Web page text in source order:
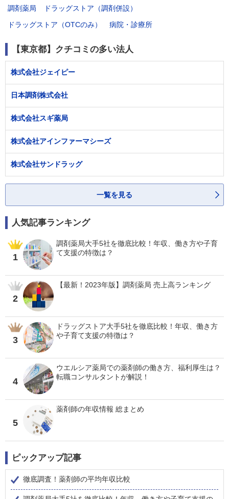
調剤薬局
ドラッグストア（調剤併設）
ドラッグストア（OTCのみ）
病院・診療所
【東京都】クチコミの多い法人
株式会社ジェイピー
日本調剤株式会社
株式会社スギ薬局
株式会社アインファーマシーズ
株式会社サンドラッグ
一覧を見る
人気記事ランキング
1
調剤薬局大手5社を徹底比較！年収、働き方や子育
て支援の特徴は？
2
【最新！2023年版】調剤薬局 売上高ランキング
3
ドラッグストア大手5社を徹底比較！年収、働き方
や子育て支援の特徴は？
4
ウエルシア薬局での薬剤師の働き方、福利厚生は？
転職コンサルタントが解説！
5
薬剤師の年収情報 総まとめ
ピックアップ記事
徹底調査！薬剤師の平均年収比較